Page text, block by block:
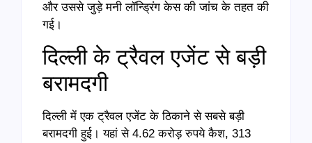
और उससे जुड़े मनी लॉन्ड्रिंग केस की जांच के तहत की
गई।
दिल्ली के ट्रैवल एजेंट से बड़ी
बरामदगी
दिल्ली में एक ट्रैवल एजेंट के ठिकाने से सबसे बड़ी
बरामदगी हुई। यहां से 4.62 करोड़ रुपये कैश, 313